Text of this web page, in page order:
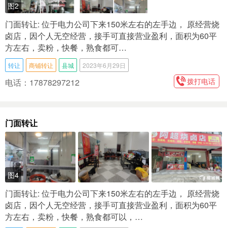
图2
门面转让: 位于电力公司下来150米左右的左手边， 原经营烧
卤店，因个人无空经营，接手可直接营业盈利，面积为60平
方左右，卖粉，快餐，熟食都可…
转让 商铺转让 县城 2023年6月29日
电话：17878297212 拨打电话
门面转让
图4
门面转让: 位于电力公司下来150米左右的左手边， 原经营烧
卤店，因个人无空经营，接手可直接营业盈利，面积为60平
方左右，卖粉，快餐，熟食都可以，…